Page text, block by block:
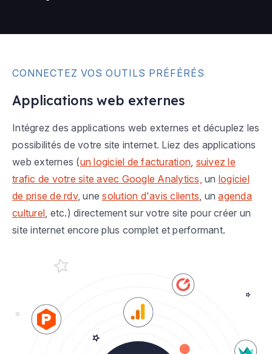
CONNECTEZ VOS OUTILS PRÉFÉRÉS
Applications web externes
Intégrez des applications web externes et décuplez les
possibilités de votre site internet. Liez des applications
web externes (un logiciel de facturation, suivez le
trafic de votre site avec Google Analytics, un logiciel
de prise de rdv, unesolution d'avis clients, unagenda
culturel, etc.) directement sur votre site pour créer un
site internet encore plus complet et performant.